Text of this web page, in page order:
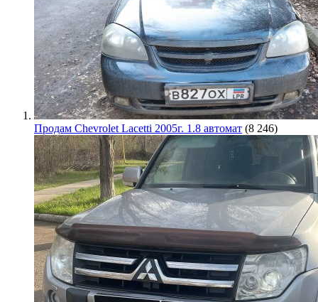
Продам Chevrolet Lacetti 2005г. 1.8 автомат (8 246)